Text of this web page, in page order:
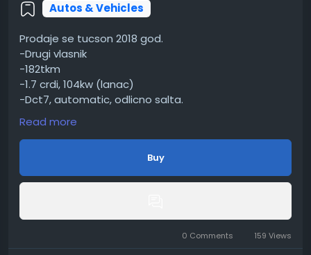
Autos & Vehicles
Prodaje se tucson 2018 god.
-Drugi vlasnik
-182tkm
-1.7 crdi, 104kw (lanac)
-Dct7, automatic, odlicno salta.
-Euro 6
-Reg 3/2027
-Nikada zapaljena cigareta u autu, garažiran!
-Svi računi, od prvog dana kupnje u Žitvaju i svi servisi
do 170tkm...
Sisak
Read more
Buy
0 Comments 159 Views